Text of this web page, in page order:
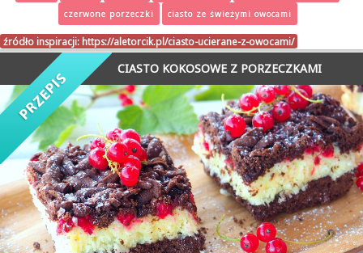
czerwone porzeczki ciasto ze świeżymi owocami
źródło inspiracji: https://aletorcik.pl/ciasto-ucierane-z-owocami/
CIASTO KOKOSOWE Z PORZECZKAMI